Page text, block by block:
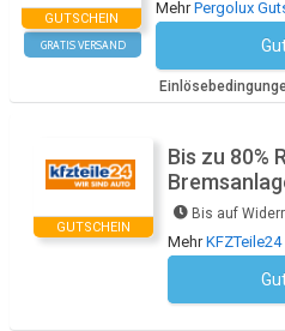
GUTSCHEIN
GRATIS VERSAND
MehrPergolux
GUTSCHEIN
Bis zu 80%
Bis auf
Mehr